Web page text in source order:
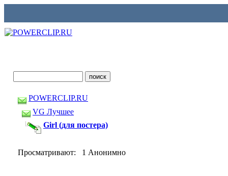
POWERCLIP.RU
VG Лучшее
Girl (для постера)
Просматривают: 1 Анонимно